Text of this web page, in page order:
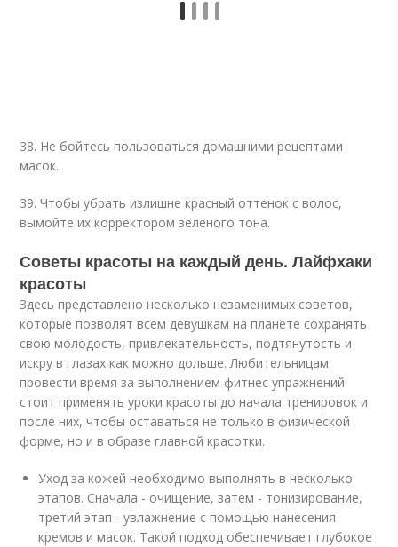
38. Не бойтесь пользоваться домашними рецептами
масок.
39. Чтобы убрать излишне красный оттенок с волос,
вымойте их корректором зеленого тона.
Советы красоты на каждый день. Лайфхаки
красоты
Здесь представлено несколько незаменимых советов,
которые позволят всем девушкам на планете сохранять
свою молодость, привлекательность, подтянутость и
искру в глазах как можно дольше. Любительницам
провести время за выполнением фитнес упражнений
стоит применять уроки красоты до начала тренировок и
после них, чтобы оставаться не только в физической
форме, но и в образе главной красотки.
Уход за кожей необходимо выполнять в несколько
этапов. Сначала - очищение, затем - тонизирование,
третий этап - увлажнение с помощью нанесения
кремов и масок. Такой подход обеспечивает глубокое